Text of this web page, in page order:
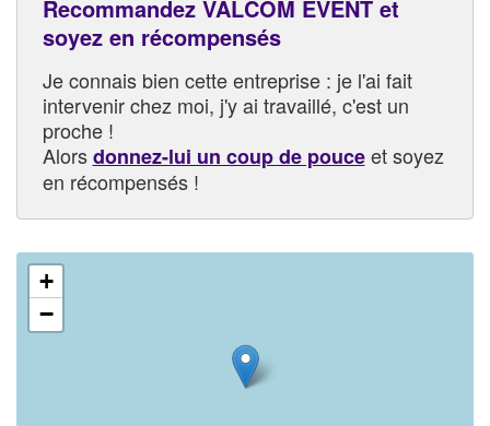
Recommandez VALCOM EVENT et
soyez en récompensés
Je connais bien cette entreprise : je l'ai fait
intervenir chez moi, j'y ai travaillé, c'est un
proche !
Alorsdonnez-lui un coup de pouceet soyez
en récompensés !
+
−